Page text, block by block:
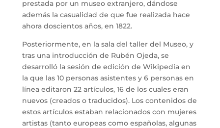
prestada por un museo extranjero, dándose
además la casualidad de que fue realizada hace
ahora doscientos años, en 1822.
Posteriormente, en la sala del taller del Museo, y
tras una introducción de Rubén Ojeda, se
desarrolló la sesión de edición de Wikipedia en
la que las 10 personas asistentes y 6 personas en
línea editaron 22 artículos, 16 de los cuales eran
nuevos (creados o traducidos). Los contenidos de
estos artículos estaban relacionados con mujeres
artistas (tanto europeas como españolas, algunas